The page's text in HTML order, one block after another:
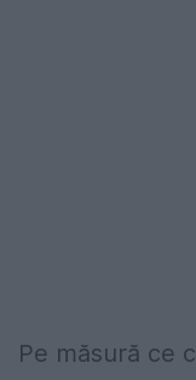
Pe măsură ce